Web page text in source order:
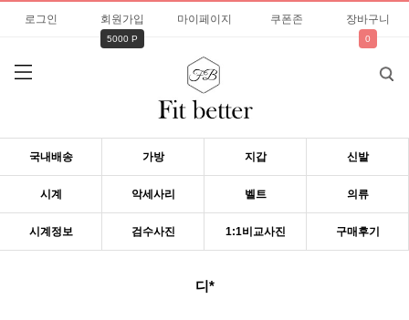
로그인 회원가입
5000 P
마이페이지 쿠폰존 장바구니
0
국내배송 가방 지갑 신발
시계 악세사리 벨트 의류
시계정보 검수사진 1:1비교사진 구매후기
디*